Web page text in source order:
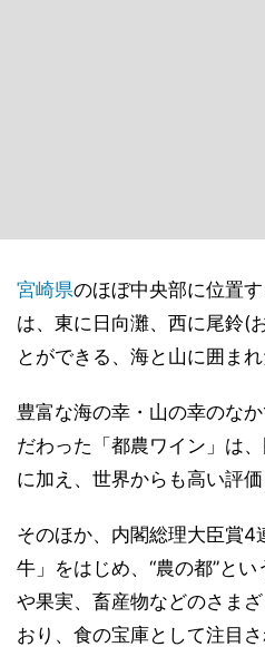
宮崎県のほぼ中央部に位置
は、東に日向灘、西に尾鈴(
とができる、海と山に囲ま
豊富な海の幸・山の幸のな
だわった「都農ワイン」は
に加え、世界からも高い評価
そのほか、内閣総理大臣賞4
牛」をはじめ、“農の都”と
や果実、畜産物などのさま
おり、食の宝庫として注目さ